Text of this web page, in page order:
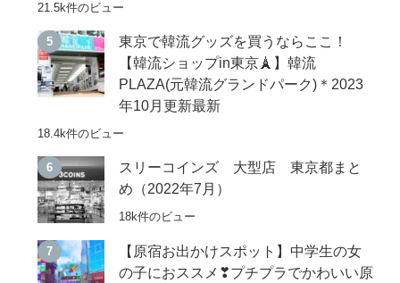
21.5k件のビュー
東京で韓流グッズを買うならここ！
【韓流ショップin東京🗼】韓流
PLAZA(元韓流グランドパーク)＊2023
年10月更新最新
18.4k件のビュー
スリーコインズ 大型店 東京都まと
め（2022年7月）
18k件のビュー
【原宿お出かけスポット】中学生の女
の子におススメ❣プチプラでかわいい原